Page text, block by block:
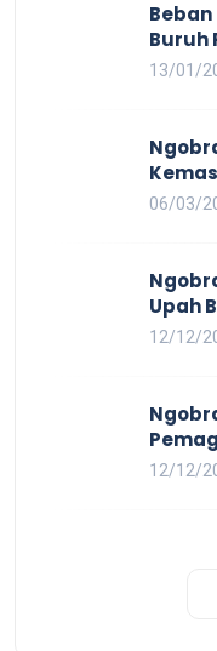
Buruh
Harga
13/01/
yang
06/03/
Upah
Pay
12/12/
12/12/